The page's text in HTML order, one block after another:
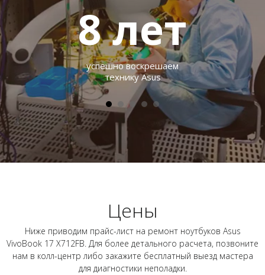
8лет
успешно воскрешаем
технику Asus
Цены
Ниже приводим прайс-лист на ремонт ноутбуков Asus
VivoBook 17 X712FB. Для более детального расчета, позвоните
нам в колл-центр либо закажите бесплатный выезд мастера
для диагностики неполадки.